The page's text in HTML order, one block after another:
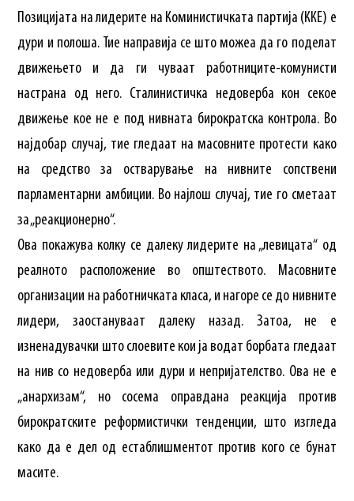
Позицијата на лидерите на Коминистичката партија (ККЕ) е
дури и полоша. Тие направија се што можеа да го поделат
движењето и да ги чуваат работниците-комунисти
настрана од него. Сталинистичка недоверба кон секое
движење кое не е под нивната бирократска контрола. Во
најдобар случај, тие гледаат на масовните протести како
на средство за остварување на нивните сопствени
парламентарни амбиции. Во најлош случај, тие го сметаат
за „реакционерно“.
Ова покажува колку се далеку лидерите на „левицата“ од
реалното расположение во општеството. Масовните
организации на работничката класа, и нагоре се до нивните
лидери, заостануваат далеку назад. Затоа, не е
изненадувачки што слоевите кои ја водат борбата гледаат
на нив со недоверба или дури и непријателство. Ова не е
„анархизам“, но сосема оправдана реакција против
бирократските реформистички тенденции, што изгледа
како да е дел од естаблишментот против кого се бунат
масите.